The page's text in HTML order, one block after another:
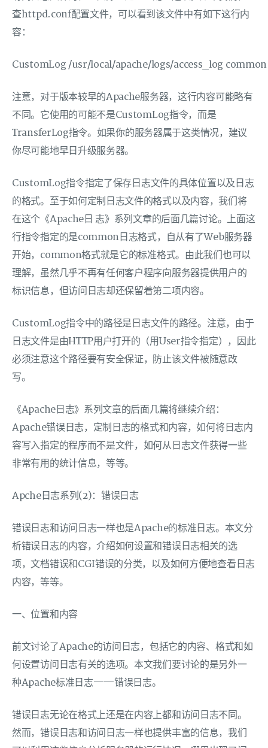
查httpd.conf配置文件，可以看到该文件中有如下这行内
容：
CustomLog /usr/local/apache/logs/access_log common
注意，对于版本较早的Apache服务器，这行内容可能略有
不同。它使用的可能不是CustomLog指令，而是
TransferLog指令。如果你的服务器属于这类情况，建议
你尽可能地早日升级服务器。
CustomLog指令指定了保存日志文件的具体位置以及日志
的格式。至于如何定制日志文件的格式以及内容，我们将
在这个《Apache日 志》系列文章的后面几篇讨论。上面这
行指令指定的是common日志格式，自从有了Web服务器
开始，common格式就是它的标准格式。由此我们也可以
理解，虽然几乎不再有任何客户程序向服务器提供用户的
标识信息，但访问日志却还保留着第二项内容。
CustomLog指令中的路径是日志文件的路径。注意，由于
日志文件是由HTTP用户打开的（用User指令指定），因此
必须注意这个路径要有安全保证，防止该文件被随意改
写。
《Apache日志》系列文章的后面几篇将继续介绍：
Apache错误日志，定制日志的格式和内容，如何将日志内
容写入指定的程序而不是文件，如何从日志文件获得一些
非常有用的统计信息，等等。
Apche日志系列(2)：错误日志
错误日志和访问日志一样也是Apache的标准日志。本文分
析错误日志的内容，介绍如何设置和错误日志相关的选
项，文档错误和CGI错误的分类，以及如何方便地查看日志
内容，等等。
一、位置和内容
前文讨论了Apache的访问日志，包括它的内容、格式和如
何设置访问日志有关的选项。本文我们要讨论的是另外一
种Apache标准日志——错误日志。
错误日志无论在格式上还是在内容上都和访问日志不同。
然而，错误日志和访问日志一样也提供丰富的信息，我们